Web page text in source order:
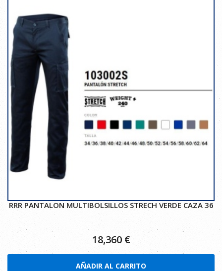
RRR PANTALON MULTIBOLSILLOS STRECH VERDE CAZA 36
18,360 €
AÑADIR AL CARRITO